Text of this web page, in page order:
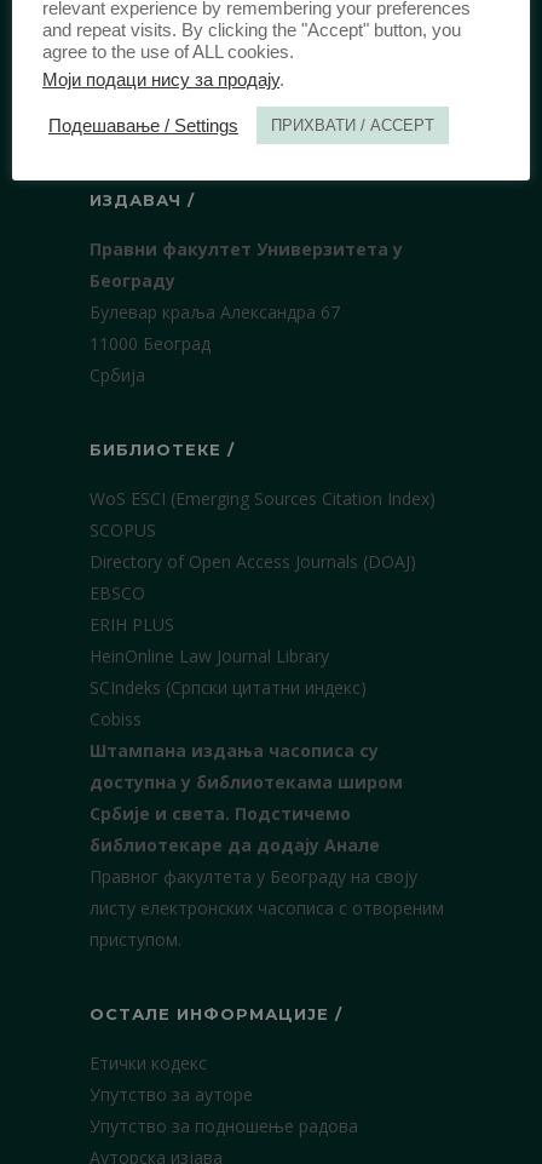
ИДЕНТИФИКАЦИЈА /
ISSN: 0003-2565(Штампано издање)
еISSN:2406-2693(Онлајн издање)
DOI:10.51204/Anali_PFBU_1906
ИЗДАВАЧ /
Правни факултет Универзитета у
Београду
Булевар краља Александра 67
11000 Београд
Србија
БИБЛИОТЕКЕ /
WoS ESCI (Emerging Sources Citation Index)
SCOPUS
Directory of Open Access Journals (DOAJ)
EBSCO
ERIH PLUS
HeinOnline Law Journal Library
SCIndeks (Српски цитатни индекс)
Cobiss
Штампана издања часописа су
доступна у библиотекама широм
Србије и света. Подстичемо
библиотекаре да додају Анале
Правног факултета у Београду на своју
листу електронских часописа с отвореним
приступом.
ОСТАЛЕ ИНФОРМАЦИЈЕ /
Етички кодекс
Упутство за ауторе
Упутство за подношење радова
Ауторска изјава
relevant experience by remembering your preferences
and repeat visits. By clicking the "Accept" button, you
agree to the use of ALL cookies.
Моји подаци нису за продају.
Подешавање / Settings ПРИХВАТИ / ACCEPT